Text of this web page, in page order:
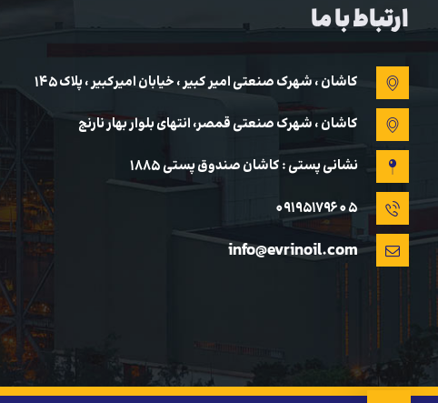
ارتباط با ما
کاشان ، شهرک صنعتی امیر کبیر ، خیابان امیرکبیر ، پلاک 145
کاشان ، شهرک صنعتی قمصر، انتهای بلوار بهار نارنج
نشانی پستی : کاشان صندوق پستی ۱۸۸۵
09195179605
info@evrinoil.com